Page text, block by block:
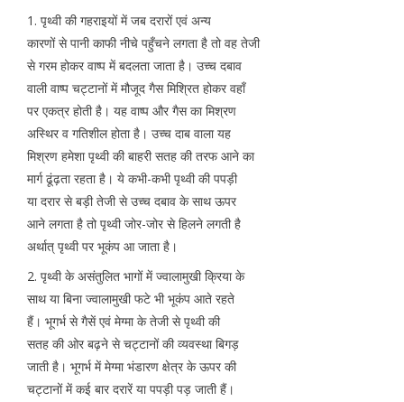
1. पृथ्वी की गहराइयों में जब दरारों एवं अन्य
कारणों से पानी काफी नीचे पहुँचने लगता है तो वह तेजी
से गरम होकर वाष्प में बदलता जाता है। उच्च दबाव
वाली वाष्प चट्टानों में मौजूद गैस मिश्रित होकर वहाँ
पर एकत्र होती है। यह वाष्प और गैस का मिश्रण
अस्थिर व गतिशील होता है। उच्च दाब वाला यह
मिश्रण हमेशा पृथ्वी की बाहरी सतह की तरफ आने का
मार्ग ढूंढ़ता रहता है। ये कभी-कभी पृथ्वी की पपड़ी
या दरार से बड़ी तेजी से उच्च दबाव के साथ ऊपर
आने लगता है तो पृथ्वी जोर-जोर से हिलने लगती है
अर्थात् पृथ्वी पर भूकंप आ जाता है।
2. पृथ्वी के असंतुलित भागों में ज्वालामुखी क्रिया के
साथ या बिना ज्वालामुखी फटे भी भूकंप आते रहते
हैं। भूगर्भ से गैसें एवं मेग्मा के तेजी से पृथ्वी की
सतह की ओर बढ़ने से चट्टानों की व्यवस्था बिगड़
जाती है। भूगर्भ में मेग्मा भंडारण क्षेत्र के ऊपर की
चट्टानों में कई बार दरारें या पपड़ी पड़ जाती हैं।